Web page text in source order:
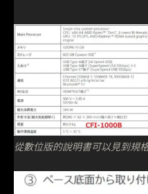
從數位版的說明書可以見到規